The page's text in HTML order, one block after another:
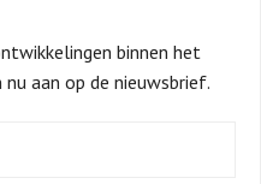
binnen het
aan op de nieuwsbrief.